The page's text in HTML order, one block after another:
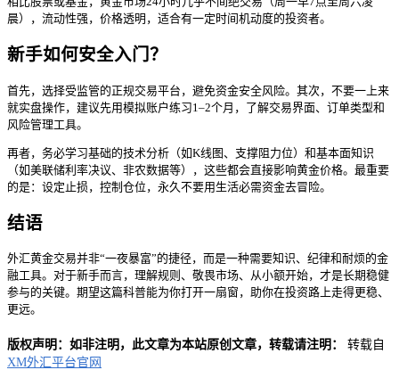
晨），流动性强，价格透明，适合有一定时间机动度的投资者。
新手如何安全入门？
首先，选择受监管的正规交易平台，避免资金安全风险。其次，不要一上来
就实盘操作，建议先用模拟账户练习1–2个月，了解交易界面、订单类型和
风险管理工具。
再者，务必学习基础的技术分析（如K线图、支撑阻力位）和基本面知识
（如美联储利率决议、非农数据等），这些都会直接影响黄金价格。最重要
的是：设定止损，控制仓位，永久不要用生活必需资金去冒险。
结语
外汇黄金交易并非“一夜暴富”的捷径，而是一种需要知识、纪律和耐烦的金
融工具。对于新手而言，理解规则、敬畏市场、从小额开始，才是长期稳健
参与的关键。期望这篇科普能为你打开一扇窗，助你在投资路上走得更稳、
更远。
版权声明：如非注明，此文章为本站原创文章，转载请注明：
转载自
XM外汇平台官网